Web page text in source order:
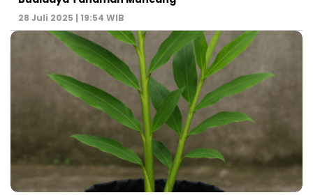
28 Juli 2025 | 19:54 WIB